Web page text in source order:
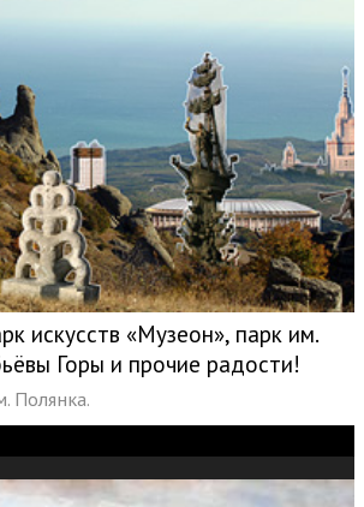
искусств «Музеон», парк им.
Горы и прочие радости!
Полянка.